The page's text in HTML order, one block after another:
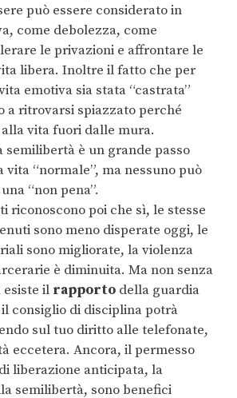
può essere considerato in
come debolezza, come
le privazioni e affrontare le
libera. Inoltre il fatto che per
emotiva sia stata “castrata”
a ritrovarsi spiazzato perché
vita fuori dalle mura.
è un grande passo
vita “normale”, ma nessuno può
“non pena”.
riconoscono poi che sì, le stesse
sono meno disperate oggi, le
sono migliorate, la violenza
è diminuita. Ma non senza
esiste il rapporto della guardia
consiglio di disciplina potrà
sul tuo diritto alle telefonate,
eccetera. Ancora, il permesso
liberazione anticipata, la
semilibertà, sono benefici